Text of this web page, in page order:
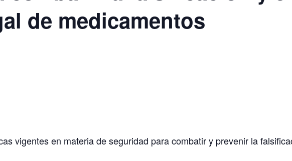
de medicamentos
vigentes en materia de seguridad para combatir y prevenir la